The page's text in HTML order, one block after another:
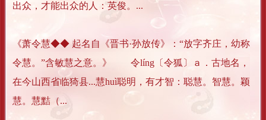
出众，才能出众的人：英俊。...
《萧令慧◆◆ 起名自《晋书·孙放传》：“放字齐庄，幼称
令慧。”含敏慧之意。》 令líng〔令狐〕ａ．古地名，
在今山西省临猗县...慧huì聪明，有才智：聪慧。智慧。颖
慧。慧黠（...